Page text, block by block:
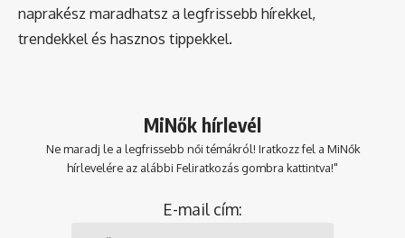
naprakész maradhatsz a legfrissebb hírekkel,
trendekkel és hasznos tippekkel.
MiNők hírlevél
Ne maradj le a legfrissebb női témákról! Iratkozz fel a MiNők
hírlevelére az alábbi Feliratkozás gombra kattintva!"
E-mail cím: